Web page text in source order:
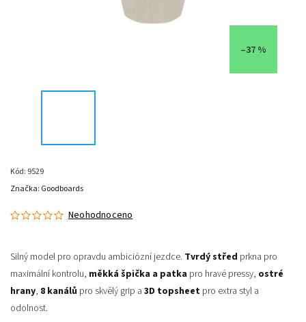
–37 %
Kód: 9529
Neohodnoceno
Silný model pro opravdu ambiciózní jezdce. Tvrdý střed prkna pro
maximální kontrolu, měkká špička a patka pro hravé pressy, ostré
hrany, 8 kanálů pro skvělý grip a 3D topsheet pro extra styl a
odolnost.
Značka: Goodboards